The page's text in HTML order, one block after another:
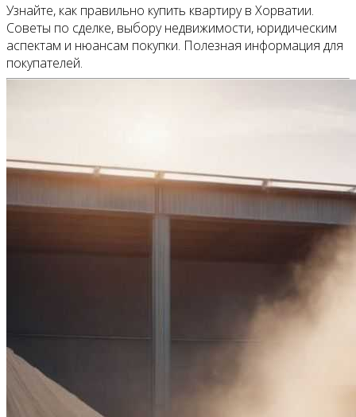
Узнайте, как правильно купить квартиру в Хорватии.
Советы по сделке, выбору недвижимости, юридическим
аспектам и нюансам покупки. Полезная информация для
покупателей.